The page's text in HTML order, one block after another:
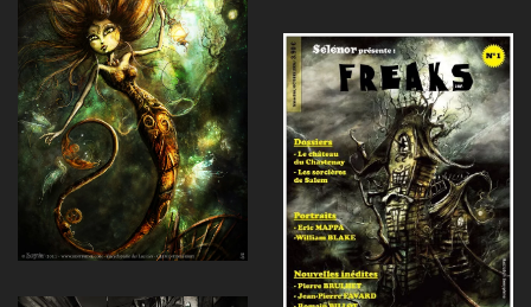
Voir
Voir